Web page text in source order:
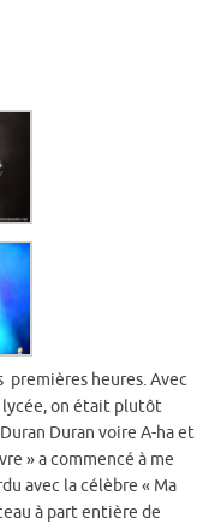
premières heures. Avec
lycée, on était plutôt
Duran voire A-ha et
» a commencé à me
avec la célèbre « Ma
à part entière de